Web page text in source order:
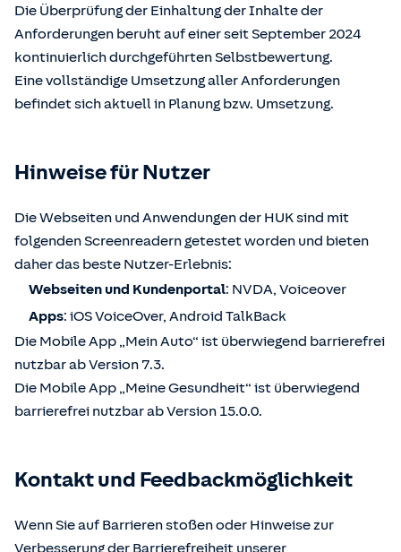
Die Überprüfung der Einhaltung der Inhalte der
Anforderungen beruht auf einer seit September 2024
kontinuierlich durchgeführten Selbstbewertung.
Eine vollständige Umsetzung aller Anforderungen
befindet sich aktuell in Planung bzw. Umsetzung.
Hinweise für Nutzer
Die Webseiten und Anwendungen der HUK sind mit
folgenden Screenreadern getestet worden und bieten
daher das beste Nutzer-Erlebnis:
Webseiten und Kundenportal: NVDA, Voiceover
Apps: iOS VoiceOver, Android TalkBack
Die Mobile App „Mein Auto“ ist überwiegend barrierefrei
nutzbar ab Version 7.3.
Die Mobile App „Meine Gesundheit“ ist überwiegend
barrierefrei nutzbar ab Version 15.0.0.
Kontakt und Feedbackmöglichkeit
Wenn Sie auf Barrieren stoßen oder Hinweise zur
Verbesserung der Barrierefreiheit unserer